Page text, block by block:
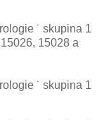
˙ skupina 1
15028 a
˙ skupina 1